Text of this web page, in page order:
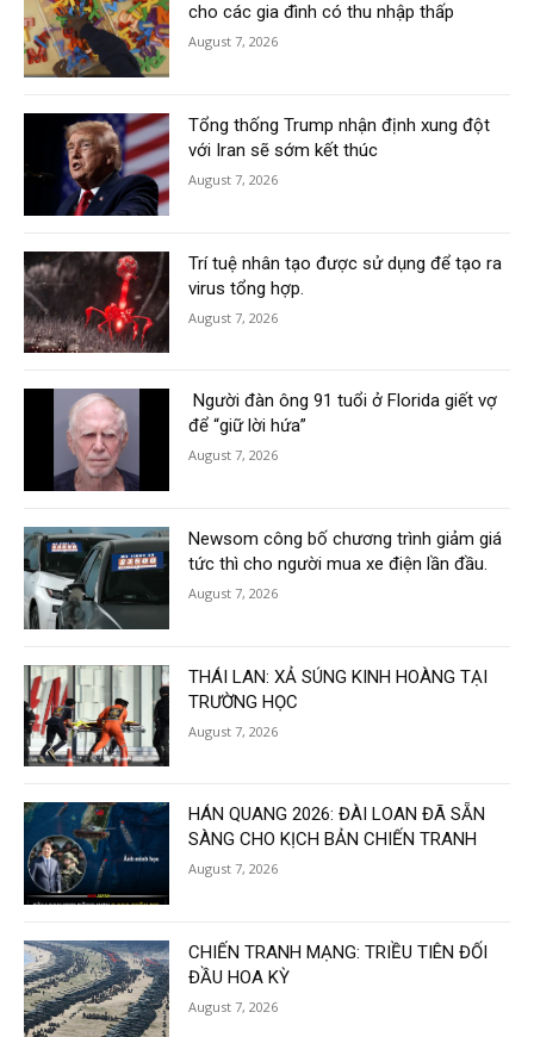
cho các gia đình có thu nhập thấp
August 7, 2026
Tổng thống Trump nhận định xung đột
với Iran sẽ sớm kết thúc
August 7, 2026
Trí tuệ nhân tạo được sử dụng để tạo ra
virus tổng hợp.
August 7, 2026
Người đàn ông 91 tuổi ở Florida giết vợ
để “giữ lời hứa”
August 7, 2026
Newsom công bố chương trình giảm giá
tức thì cho người mua xe điện lần đầu.
August 7, 2026
THÁI LAN: XẢ SÚNG KINH HOÀNG TẠI
TRƯỜNG HỌC
August 7, 2026
HÁN QUANG 2026: ĐÀI LOAN ĐÃ SẴN
SÀNG CHO KỊCH BẢN CHIẾN TRANH
August 7, 2026
CHIẾN TRANH MẠNG: TRIỀU TIÊN ĐỐI
ĐẦU HOA KỲ
August 7, 2026